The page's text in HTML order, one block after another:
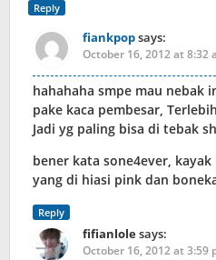
Reply
fiankpopsays:
October 16, 2012 at 8:32
hahahaha smpe mau nebak
pake kaca pembesar,
Jadi yg paling bisa di tebak
bener kata sone4ever,
yang di hiasi pink dan
Reply
fifianlolesays:
October 16, 2012 at 3:59